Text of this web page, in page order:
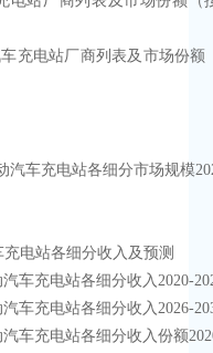
球电动汽车充电站各细分市场规模
充电站各细分收入及预测
动汽车充电站各细分收入2020-
动汽车充电站各细分收入2026-
电动汽车充电站各细分收入份额